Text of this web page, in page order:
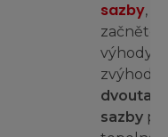
sazby, a
začněte
výhody
sazby